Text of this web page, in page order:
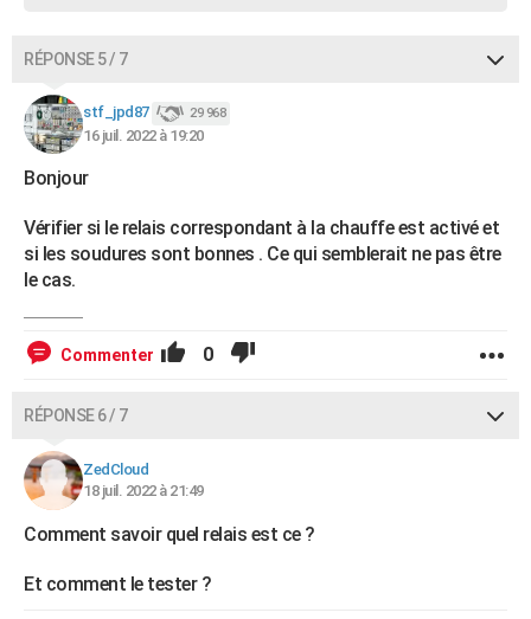
RÉPONSE 5 / 7
stf_jpd87 29 968
16 juil. 2022 à 19:20
Bonjour
Vérifier si le relais correspondant à la chauffe est activé et
si les soudures sont bonnes . Ce qui semblerait ne pas être
le cas.
Commenter 0
RÉPONSE 6 / 7
ZedCloud
18 juil. 2022 à 21:49
Comment savoir quel relais est ce ?
Et comment le tester ?